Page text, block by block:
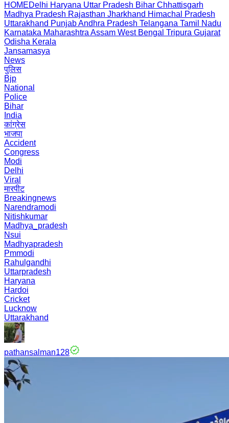
HOMEDelhi Haryana Uttar Pradesh Bihar Chhattisgarh
Madhya Pradesh Rajasthan Jharkhand Himachal Pradesh
Uttarakhand PunjabAndhra Pradesh Telangana Tamil Nadu
Karnataka Maharashtra Assam West Bengal Tripura Gujarat
Odisha Kerala
Jansamasya
News
पुलिस
Bjp
National
Police
Bihar
India
कांग्रेस
भाजपा
Accident
Congress
Modi
Delhi
Viral
मारपीट
Breakingnews
Narendramodi
Nitishkumar
Madhya_pradesh
Nsui
Madhyapradesh
Pmmodi
Rahulgandhi
Uttarpradesh
Haryana
Hardoi
Cricket
Lucknow
Uttarakhand
pathansalman128